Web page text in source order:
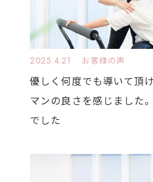
2025.4.21 お客様の声
優しく何度でも導いて頂
マンの良さを感じました
でした